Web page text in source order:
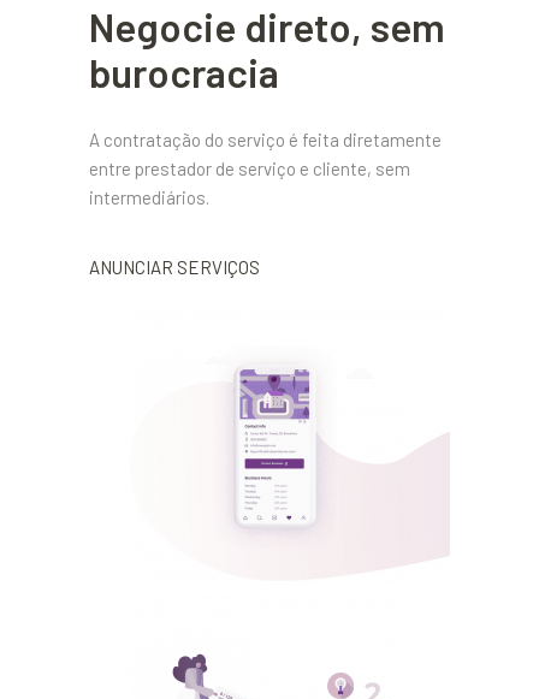
Negocie direto, sem
burocracia
A contratação do serviço é feita diretamente
entre prestador de serviço e cliente, sem
intermediários.
ANUNCIAR SERVIÇOS